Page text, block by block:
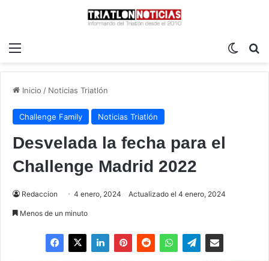
Inicio / Noticias Triatlón
Challenge Family Noticias Triatlón
Desvelada la fecha para el
Challenge Madrid 2022
Redaccion 4 enero, 2024 Actualizado el 4 enero, 2024
Menos de un minuto